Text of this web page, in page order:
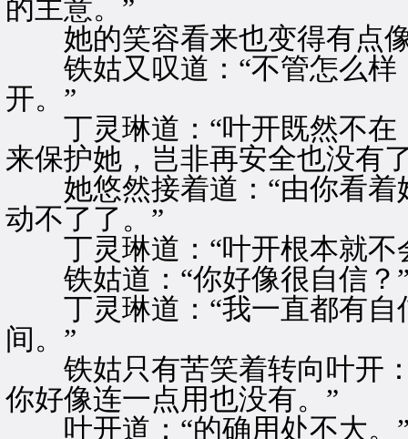
的主意。”
她的笑容看来也变得有点
铁姑又叹道：“不管怎么样
开。”
丁灵琳道：“叶开既然不在
来保护她，岂非再安全也没有
她悠然接着道：“由你看着
动不了了。”
丁灵琳道：“叶开根本就不
铁姑道：“你好像很自信？
丁灵琳道：“我一直都有自
间。”
铁姑只有苦笑着转向叶开：
你好像连一点用也没有。”
叶开道：“的确用处不大。”